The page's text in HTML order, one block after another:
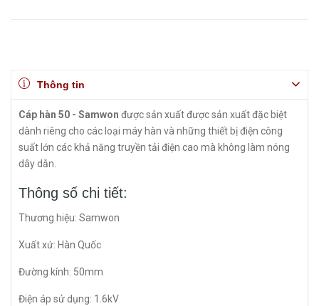
Thông tin
Cáp hàn 50 - Samwon được sản xuất được sản xuất đặc biệt
dành riêng cho các loại máy hàn và những thiết bị điện công
suất lớn các khả năng truyền tải điện cao mà không làm nóng
dây dẫn.
Thông số chi tiết:
Thương hiệu: Samwon
Xuất xứ: Hàn Quốc
Đường kính: 50mm
Điện áp sử dụng: 1.6kV